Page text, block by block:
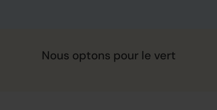
Nous optons pour le vert